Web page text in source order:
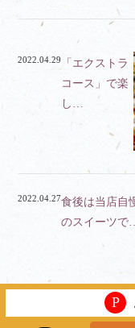
2022.04.29
「エクストラ
コース」で楽
し…
2022.04.27食後は当店自
のスイーツで
P